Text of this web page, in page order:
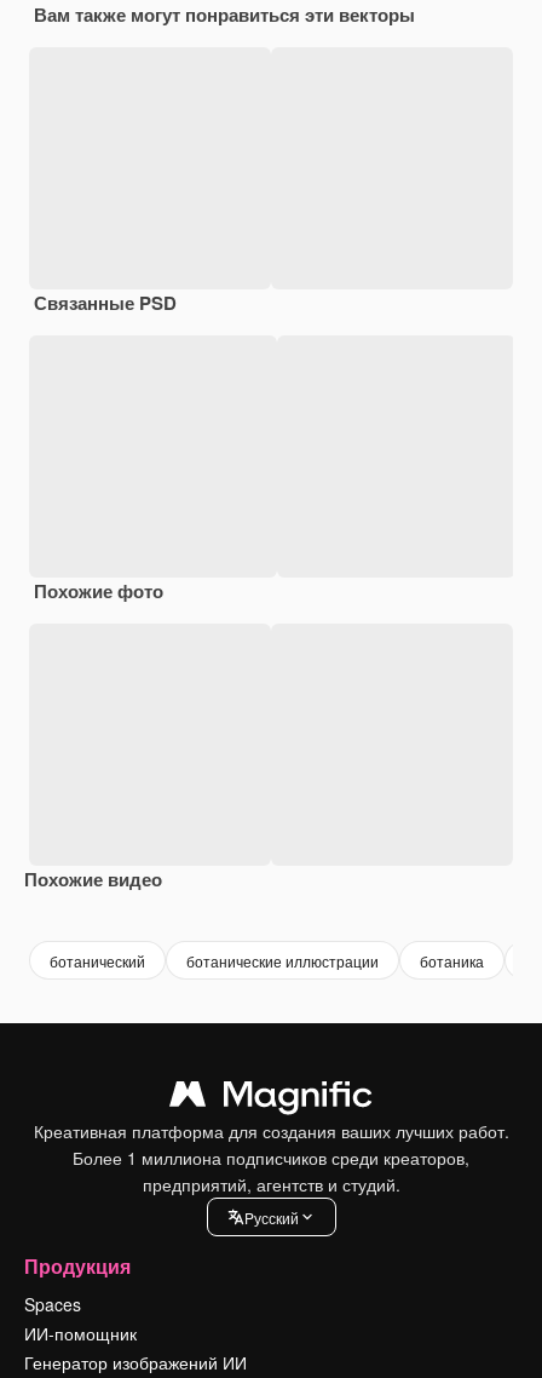
Вам также могут понравиться эти векторы
Связанные PSD
Похожие фото
Похожие видео
ботанический ботанические иллюстрации ботаника
Креативная платформа для создания ваших лучших работ.
Более 1 миллиона подписчиков среди креаторов,
предприятий, агентств и студий.
Pусский
Продукция
Spaces
ИИ-помощник
Генератор изображений ИИ